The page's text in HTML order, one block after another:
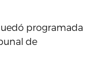
programada
de